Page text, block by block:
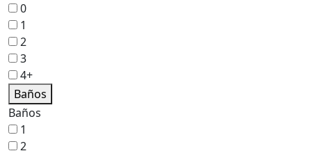
0
1
2
3
4+
Baños
Baños
1
2